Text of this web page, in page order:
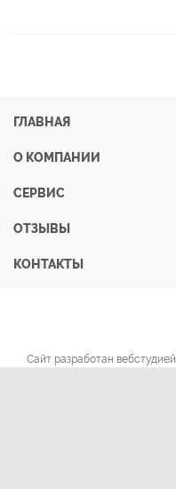
ГЛАВНАЯ
О КОМПАНИИ
СЕРВИС
ОТЗЫВЫ
КОНТАКТЫ
Сайт разработан вебстудией